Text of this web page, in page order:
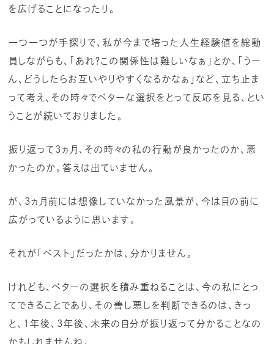
を広げることになったり。
一つ一つが手探りで、私が今まで培った人生経験値を総動
員しながらも、「あれ？この関係性は難しいなぁ」とか、「うー
ん、どうしたらお互いやりやすくなるかなぁ」など、立ち止ま
って考え、その時々でベターな選択をとって反応を見る、とい
うことが続いておりました。
振り返って3ヵ月、その時々の私の行動が良かったのか、悪
かったのか。答えは出ていません。
が、3ヵ月前には想像していなかった風景が、今は目の前に
広がっているように思います。
それが「ベスト」だったかは、分かりません。
けれども、ベターの選択を積み重ねることは、今の私にとっ
てできることであり、その善し悪しを判断できるのは、きっ
と、1年後、3年後、未来の自分が振り返って分かることなの
かもしれませんね。